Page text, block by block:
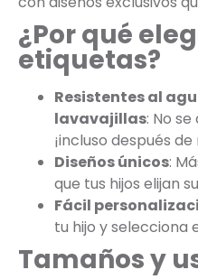
¿Por qué
etiquetas?
Resistentes al
lavavajillas: No
¡incluso después
Diseños únicos:
que tus hijos elijan
Fácil
tu hijo y selecciona
Tamaños y